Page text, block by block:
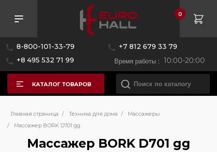
8-800-101-33-79
+7 812 679 33 79
+8 495 532 71 99
Время работы : 10:00-20:00
0
КАТАЛОГ ТОВАРОВ
Главная страница / Техника для дома /
Массажеры
/
Массажер BORK D701 gg
Массажер BORK D701 gg